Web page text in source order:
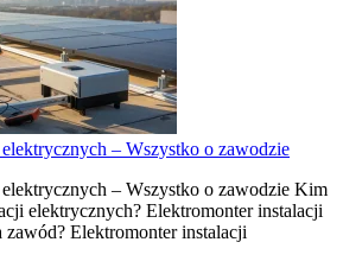
– Wszystko o zawodzie
– Wszystko o zawodzie Kim
elektrycznych? Elektromonter instalacji
Elektromonter instalacji